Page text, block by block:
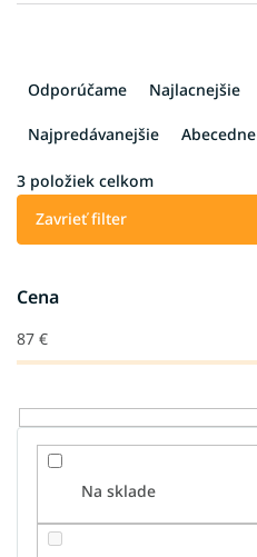
a
i
e
d
u
k
o
v
Odporúčame Najlacnejšie
Najpredávanejšie Abecedne
3 položiek celkom
Zavrieť filter
Cena
87 €
Na sklade